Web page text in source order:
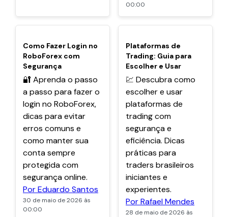
00:00
POPULARES
Como Fazer Login no
RoboForex com
Segurança
🔐 Aprenda o passo
a passo para fazer o
login no RoboForex,
dicas para evitar
erros comuns e
como manter sua
conta sempre
protegida com
segurança online.
Por Eduardo Santos
30 de maio de 2026 às
00:00
POPULARES
Plataformas de
Trading: Guia para
Escolher e Usar
💹 Descubra como
escolher e usar
plataformas de
trading com
segurança e
eficiência. Dicas
práticas para
traders brasileiros
iniciantes e
experientes.
Por Rafael Mendes
28 de maio de 2026 às